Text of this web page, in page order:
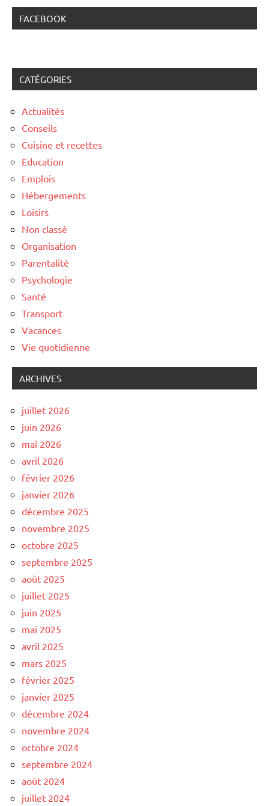
FACEBOOK
CATÉGORIES
Actualités
Conseils
Cuisine et recettes
Education
Emplois
Hébergements
Loisirs
Non classé
Organisation
Parentalité
Psychologie
Santé
Transport
Vacances
Vie quotidienne
ARCHIVES
juillet 2026
juin 2026
mai 2026
avril 2026
février 2026
janvier 2026
décembre 2025
novembre 2025
octobre 2025
septembre 2025
août 2025
juillet 2025
juin 2025
mai 2025
avril 2025
mars 2025
février 2025
janvier 2025
décembre 2024
novembre 2024
octobre 2024
septembre 2024
août 2024
juillet 2024